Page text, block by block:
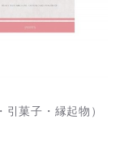
菓子・縁起物）